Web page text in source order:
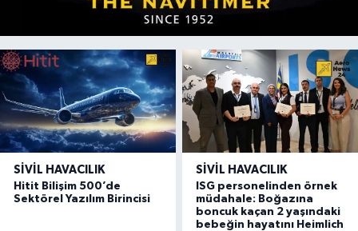
SIVIL HAVACILIK
Hitit Bilişim 500’de
Sektörel Yazılım Birincisi
SIVIL HAVACILIK
ISG personelinden örnek
müdahale: Boğazına
boncuk kaçan 2 yaşındaki
bebeğin hayatını Heimlich